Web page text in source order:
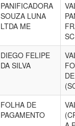
PANIFICADORA
SOUZA LUNA
LTDA ME
DIEGO FELIPE
DA SILVA
FOLHA DE
PAGAMENTO